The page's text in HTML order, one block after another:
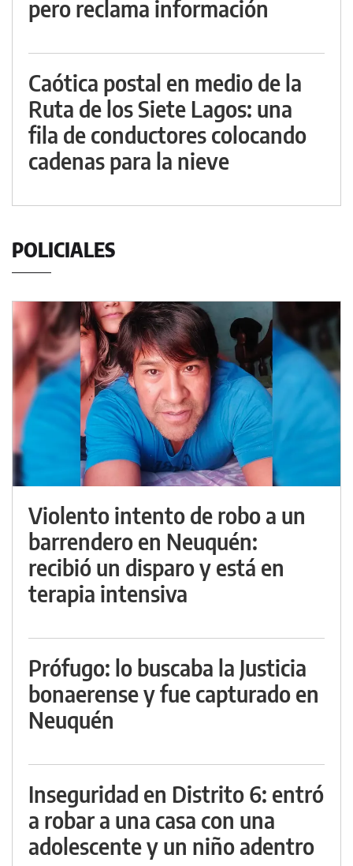
pero reclama información
Caótica postal en medio de la
Ruta de los Siete Lagos: una
fila de conductores colocando
cadenas para la nieve
POLICIALES
Violento intento de robo a un
barrendero en Neuquén:
recibió un disparo y está en
terapia intensiva
Prófugo: lo buscaba la Justicia
bonaerense y fue capturado en
Neuquén
Inseguridad en Distrito 6: entró
a robar a una casa con una
adolescente y un niño adentro